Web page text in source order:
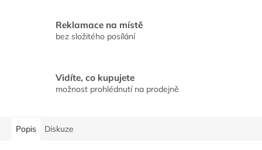
Reklamace na místě
bez složitého posílání
Vidíte, co kupujete
možnost prohlédnutí na prodejně
Popis Diskuze